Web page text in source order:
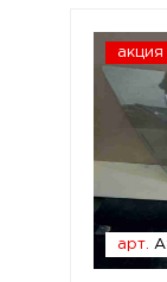
акция
арт.